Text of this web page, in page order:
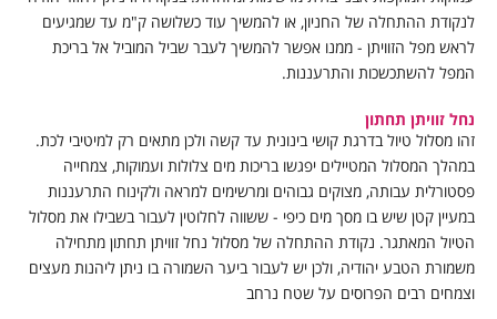
לנקודת ההתחלה של החניון, או להמשיך עוד כשלושה ק"מ עד שמגיעים
לראש מפל הזוויתן - ממנו אפשר להמשיך לעבר שביל המוביל אל בריכת
המפל להשתכשכות והתרעננות.
נחל זוויתן תחתון
זהו מסלול טיול בדרגת קושי בינונית עד קשה ולכן מתאים רק למיטיבי לכת.
במהלך המסלול המטיילים יפגשו בריכות מים צלולות ועמוקות, צמחייה
פסטורלית עבותה, מצוקים גבוהים ומרשימים למראה ולקינוח התרעננות
במעיין קטן שיש בו מסך מים כיפי - ששווה לחלוטין לעבור בשבילו את מסלול
הטיול המאתגר. נקודת ההתחלה של מסלול נחל זוויתן תחתון מתחילה
משמורת הטבע יהודיה, ולכן יש לעבור ביער השמורה בו ניתן ליהנות מעצים
וצמחים רבים הפרוסים על שטח נרחב